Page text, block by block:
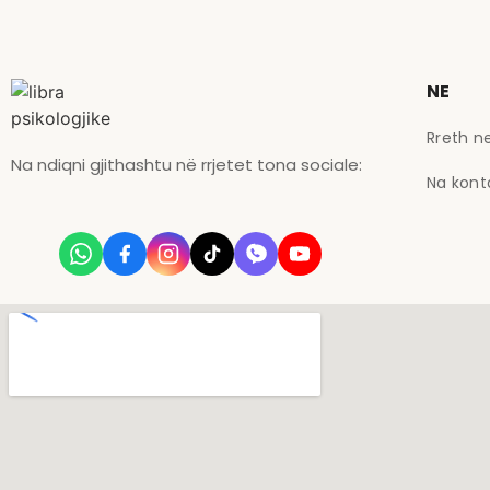
Na ndiqni gjithashtu në rrjetet tona sociale:
NE
Rreth
Na